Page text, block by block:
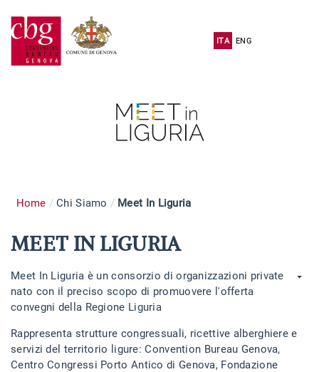
ITA ENG
Home Chi Siamo Meet In Liguria
MEET IN LIGURIA
Meet In Liguria è un consorzio di organizzazioni private
nato con il preciso scopo di promuovere l'offerta
convegni della Regione Liguria
Rappresenta strutture congressuali, ricettive alberghiere e
servizi del territorio ligure: Convention Bureau Genova,
Centro Congressi Porto Antico di Genova, Fondazione